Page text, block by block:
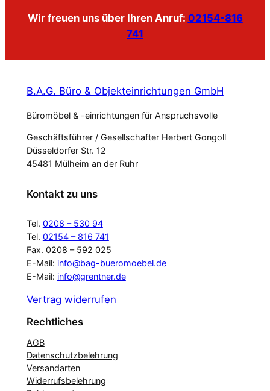
Wir freuen uns über Ihren Anruf: 02154-816
741
B.A.G. Büro & Objekteinrichtungen GmbH
Büromöbel & -einrichtungen für Anspruchsvolle
Geschäftsführer / Gesellschafter Herbert Gongoll
Düsseldorfer Str. 12
45481 Mülheim an der Ruhr
Kontakt zu uns
Tel. 0208 – 530 94
Tel. 02154 – 816 741
Fax. 0208 – 592 025
E-Mail: info@bag-bueromoebel.de
E-Mail: info@grentner.de
Vertrag widerrufen
Rechtliches
AGB
Datenschutzbelehrung
Versandarten
Widerrufsbelehrung